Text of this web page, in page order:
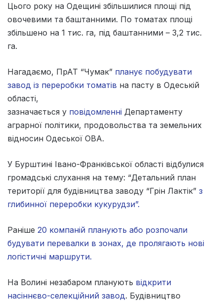
Цього року на Одещині збільшилися площі під
овочевими та баштанними. По томатах площі
збільшено на 1 тис. га, під баштанними – 3,2 тис.
га.
Нагадаємо, ПрАТ “Чумак” планує побудувати
завод із переробки томатів на пасту в Одеській
області,
зазначається у повідомленні Департаменту
аграрної політики, продовольства та земельних
відносин Одеської ОВА.
У Бурштині Івано-Франківської області відбулися
громадські слухання на тему: “Детальний план
території для будівництва заводу “Грін Лактік” з
глибинної переробки кукурудзи”.
Раніше 20 компаній планують або розпочали
будувати перевалки в зонах, де пролягають нові
логістичні маршрути.
На Волині незабаром планують відкрити
насіннєво-селекційний завод. Будівництво